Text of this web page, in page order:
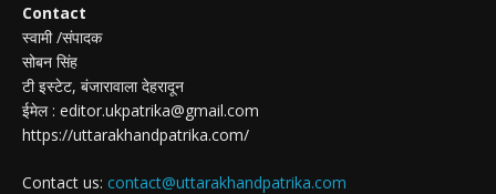
Contact
स्वामी /संपादक
सोबन सिंह
टी इस्टेट, बंजारावाला देहरादून
ईमेल : editor.ukpatrika@gmail.com
https://uttarakhandpatrika.com/
Contact us: contact@uttarakhandpatrika.com